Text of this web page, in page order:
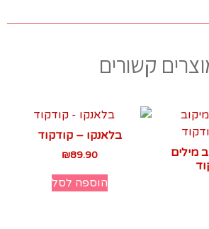
קשורים
מילים
בלאנקו – קודקוד
₪89.90
הוספה לסל